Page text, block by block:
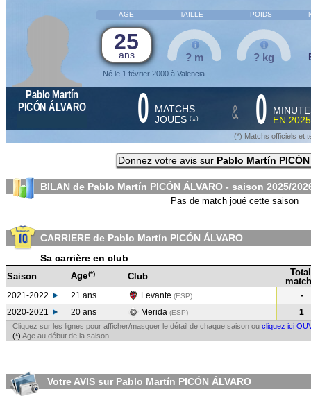
AGE TAILLE POIDS
25
ans
Né le 1 février 2000 à Valencia
? m ? kg
Pablo Martín
PICÓN ÁLVARO
0 MATCHS
JOUES (*) & 0
EN
(*) Matchs officiels et
Donnez votre avis sur Pablo Martín PICÓN
BILAN de Pablo Martín PICÓN ÁLVARO - saison 2025/
Pas de match joué cette saison
CARRIERE de Pablo Martín PICÓN ÁLVARO
Sa carrière en club
Saison Age(*) Club
Total
2021-2022 21 ans Levante (ESP)
-
2020-2021
20 ans Merida (ESP) 1
Cliquez sur les lignes pour afficher/masquer le détail de chaque saison ou cliquez ici
(*) Age au début de la saison
Votre AVIS sur Pablo Martín PICÓN ÁLVARO